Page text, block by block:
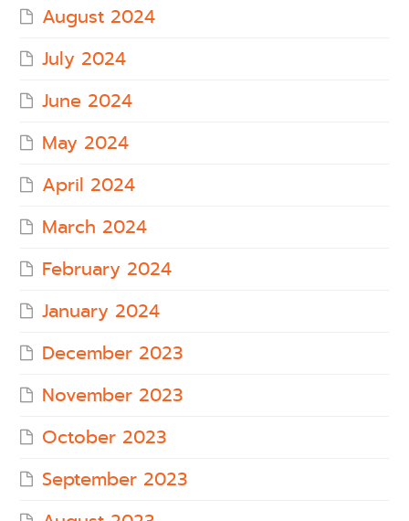
August 2024
July 2024
June 2024
May 2024
April 2024
March 2024
February 2024
January 2024
December 2023
November 2023
October 2023
September 2023